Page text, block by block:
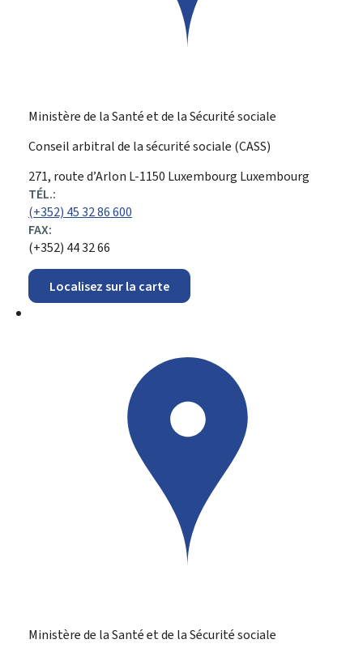
Ministère de la Santé et de la Sécurité sociale
Conseil arbitral de la sécurité sociale (CASS)
ADRESSE
:
271, route d’Arlon L-1150 Luxembourg Luxembourg
TÉL.:
(+352) 45 32 86 600
FAX:
(+352) 44 32 66
Localisez sur la carte
Ministère de la Santé et de la Sécurité sociale